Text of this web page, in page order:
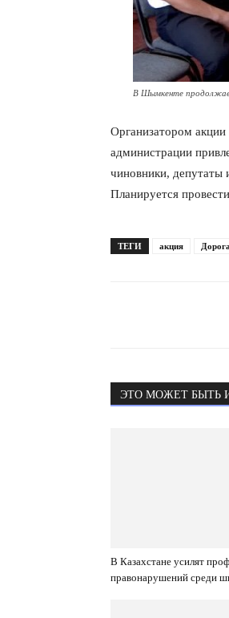
В Шымкенте
Организатором
администрации
чиновники, депутаты
Планируется
ТЕГИ акция
ЭТО МОЖЕТ БЫТЬ
В Казахстане усилят
правонарушений среди